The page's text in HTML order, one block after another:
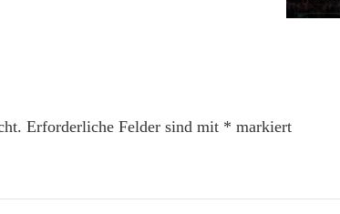
Erforderliche Felder sind mit * markiert